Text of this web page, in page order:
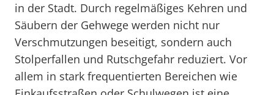
in der Stadt. Durch regelmäßiges Kehren und
Säubern der Gehwege werden nicht nur
Verschmutzungen beseitigt, sondern auch
Stolperfallen und Rutschgefahr reduziert. Vor
allem in stark frequentierten Bereichen wie